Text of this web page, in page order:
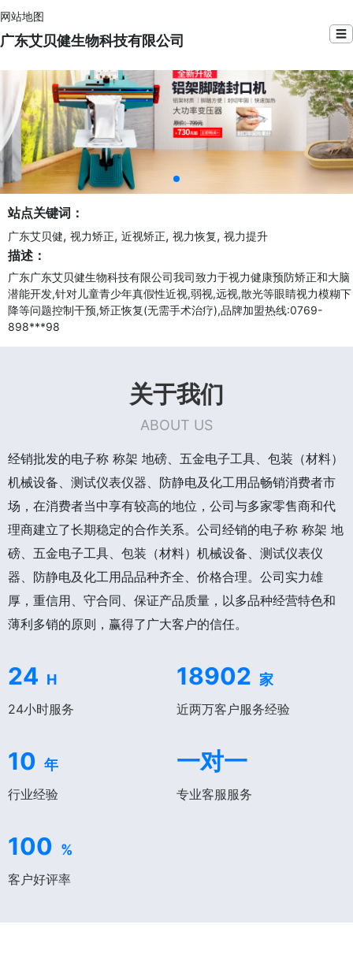
网站地图
广东艾贝健生物科技有限公司 ☰
站点关键词：
广东艾贝健, 视力矫正, 近视矫正, 视力恢复, 视力提升
描述：
广东广东艾贝健生物科技有限公司我司致力于视力健康预防矫正和大脑
潜能开发,针对儿童青少年真假性近视,弱视,远视,散光等眼睛视力模糊下
降等问题控制干预,矫正恢复(无需手术治疗),品牌加盟热线:0769-
898***98
关于我们
ABOUT US
经销批发的电子称 称架 地磅、五金电子工具、包装（材料）
机械设备、测试仪表仪器、防静电及化工用品畅销消费者市
场，在消费者当中享有较高的地位，公司与多家零售商和代
理商建立了长期稳定的合作关系。公司经销的电子称 称架 地
磅、五金电子工具、包装（材料）机械设备、测试仪表仪
器、防静电及化工用品品种齐全、价格合理。公司实力雄
厚，重信用、守合同、保证产品质量，以多品种经营特色和
薄利多销的原则，赢得了广大客户的信任。
24 H
24小时服务
18902 家
近两万客户服务经验
10 年
行业经验
一对一
专业客服服务
100 %
客户好评率